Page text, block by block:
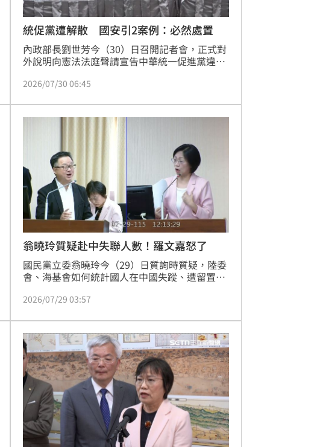
統促黨遭解散 國安引2案例：必然處置
內政部長劉世芳今（30）日召開記者會，正式對
外說明向憲法法庭聲請宣告中華統一促進黨違憲
並非台灣首創，多個民主國家皆曾成功透過司法
多年來不斷戕害我國社會安寧、國家安全，以及
民主制度，已造成社會大眾紛擾不安，向憲法法
2026/07/30 06:45
翁曉玲質疑赴中失聯人數！羅文嘉怒了
國民黨立委翁曉玲今（29）日質詢時質疑，陸委
會、海基會如何統計國人在中國失蹤、遭留置盤
海基會秘書長羅文嘉不滿，強調中國不執行兩岸
說數字錯，我方數字有憑有據，翁曉玲相信他們
卻不相信我方？
2026/07/29 03:57